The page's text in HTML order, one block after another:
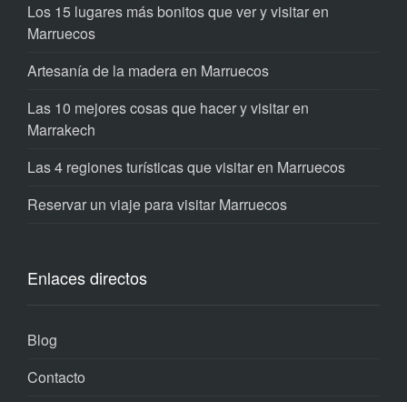
Los 15 lugares más bonitos que ver y visitar en
Marruecos
Artesanía de la madera en Marruecos
Las 10 mejores cosas que hacer y visitar en
Marrakech
Las 4 regiones turísticas que visitar en Marruecos
Reservar un viaje para visitar Marruecos
Enlaces directos
Blog
Contacto